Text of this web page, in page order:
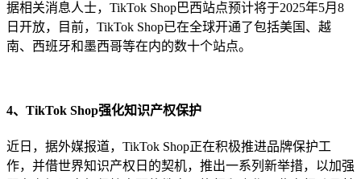
据相关消息人士，TikTok Shop巴西站点预计将于2025年5月8
日开放，目前，TikTok Shop已在全球开通了包括美国、越
南、西班牙和墨西哥等在内的数十个站点。
4、TikTok Shop强化知识产权保护
近日，据外媒报道，TikTok Shop正在积极推进品牌保护工
作，并借世界知识产权日的契机，推出一系列新举措，以加强